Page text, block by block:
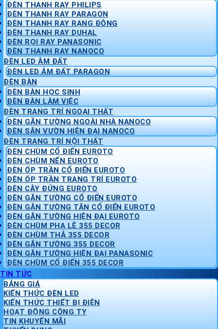
ĐÈN THANH RAY PHILIPS
ĐÈN THANH RAY PARAGON
ĐÈN THANH RAY RẠNG ĐÔNG
ĐÈN THANH RAY DUHAL
ĐÈN RỌI RAY PANASONIC
ĐÈN THANH RAY NANOCO
ĐÈN LED ÂM ĐẤT
ĐÈN LED ÂM ĐẤT PARAGON
ĐÈN BÀN
ĐÈN BÀN HỌC SINH
ĐÈN BÀN LÀM VIỆC
ĐÈN TRANG TRÍ NGOẠI THẤT
ĐÈN GẮN TƯỜNG NGOÀI NHÀ NANOCO
ĐÈN SÂN VƯỜN HIỆN ĐẠI NANOCO
ĐÈN TRANG TRÍ NỘI THẤT
ĐÈN CHÙM CỔ ĐIỂN EUROTO
ĐÈN CHÙM NẾN EUROTO
ĐÈN ỐP TRẦN CỔ ĐIỂN EUROTO
ĐÈN ỐP TRẦN TRANG TRÍ EUROTO
ĐÈN CÂY ĐỨNG EUROTO
ĐÈN GẮN TƯỜNG CỔ ĐIỂN EUROTO
ĐÈN GẮN TƯỜNG TÂN CỔ ĐIỂN EUROTO
ĐÈN GẮN TƯỜNG HIỆN ĐẠI EUROTO
ĐÈN CHÙM PHA LÊ 355 DECOR
ĐÈN CHÙM THẢ 355 DECOR
ĐÈN GẮN TƯỜNG 355 DECOR
ĐÈN GẮN TƯỜNG HIỆN ĐẠI PANASONIC
ĐÈN CHÙM CỔ ĐIỂN 355 DECOR
TIN TỨC
BẢNG GIÁ
KIẾN THỨC ĐÈN LED
KIẾN THỨC THIẾT BỊ ĐIỆN
HOẠT ĐỘNG CÔNG TY
TIN KHUYẾN MÃI